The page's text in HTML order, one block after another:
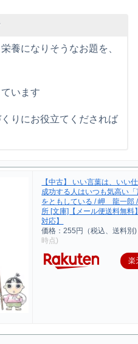
養になりそうなお題を、
います
りにお役立てくだされば
【中古】 いい言葉は、いい
成功する人はいつも気高い
をともしている / 岬 龍一郎
所 [文庫]【メール便送料無料
対応】
価格：255円（税込、送料別)
時点)
楽